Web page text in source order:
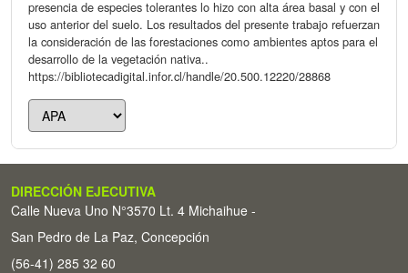
presencia de especies tolerantes lo hizo con alta área basal y con el
uso anterior del suelo. Los resultados del presente trabajo refuerzan
la consideración de las forestaciones como ambientes aptos para el
desarrollo de la vegetación nativa..
https://bibliotecadigital.infor.cl/handle/20.500.12220/28868
DIRECCIÓN EJECUTIVA
Calle Nueva Uno N°3570 Lt. 4 Michaihue -
San Pedro de La Paz, Concepción
(56-41) 285 32 60